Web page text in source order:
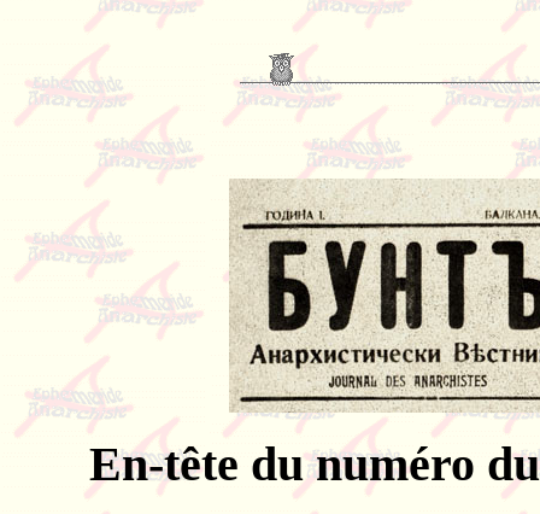
En-tête du numéro